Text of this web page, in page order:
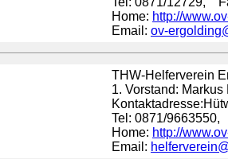
Home: http://
Email: ov-
THW-Helferverein
1. Vorstand: Markus
Tel: 0871/
Home: http://
Email: